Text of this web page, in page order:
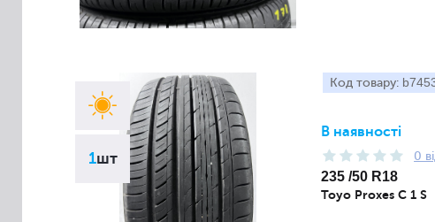
1шт
Код товару:
В наявності
0
235 /50 R18
Toyo Proxes C 1 S